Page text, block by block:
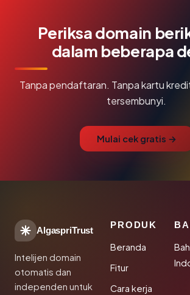
Periksa domain
dalam beberapa
Tanpa pendaftaran. Tanpa kartu
tersembunyi.
Mulai cek gratis →
AlgaspriTrust
Intelijen domain
otomatis dan
independen untuk
PRODUK
Beranda
Fitur
Cara kerja